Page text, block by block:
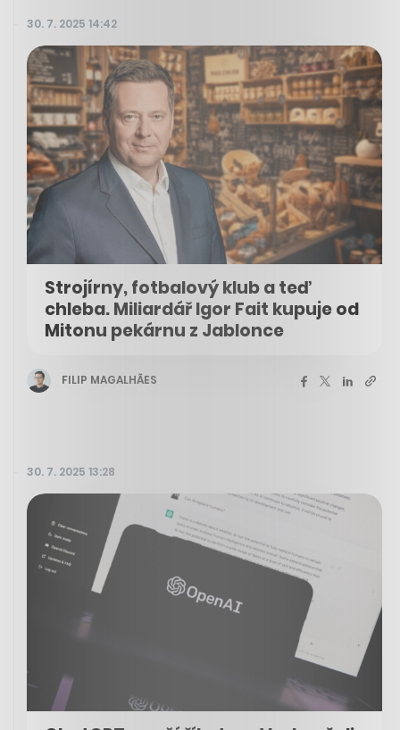
30. 7. 2025 14:42
Strojírny, fotbalový klub a teď
chleba. Miliardář Igor Fait kupuje od
Mitonu pekárnu z Jablonce
FILIP MAGALHÃES
30. 7. 2025 13:28